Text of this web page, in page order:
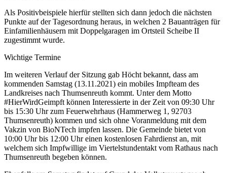
Als Positivbeispiele hierfür stellten sich dann jedoch die nächsten
Punkte auf der Tagesordnung heraus, in welchen 2 Bauanträgen für
Einfamilienhäusern mit Doppelgaragen im Ortsteil Scheibe II
zugestimmt wurde.
Wichtige Termine
Im weiteren Verlauf der Sitzung gab Höcht bekannt, dass am
kommenden Samstag (13.11.2021) ein mobiles Impfteam des
Landkreises nach Thumsenreuth kommt. Unter dem Motto
#HierWirdGeimpft können Interessierte in der Zeit von 09:30 Uhr
bis 15:30 Uhr zum Feuerwehrhaus (Hammerweg 1, 92703
Thumsenreuth) kommen und sich ohne Voranmeldung mit dem
Vakzin von BioNTech impfen lassen. Die Gemeinde bietet von
10:00 Uhr bis 12:00 Uhr einen kostenlosen Fahrdienst an, mit
welchem sich Impfwillige im Viertelstundentakt vom Rathaus nach
Thumsenreuth begeben können.